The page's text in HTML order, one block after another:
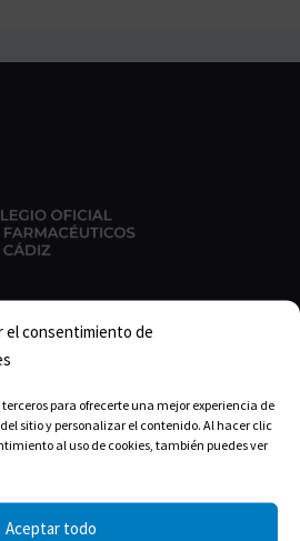
el consentimiento de
para ofrecerte una mejor experiencia de
sitio y personalizar el contenido. Al hacer clic
al uso de cookies, también puedes ver
Aceptar todo